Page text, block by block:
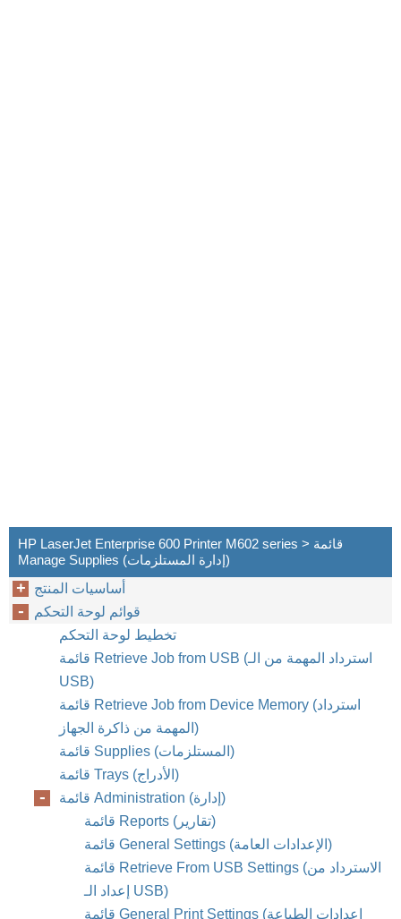
HP LaserJet Enterprise 600 Printer M602 series > قائمة
Manage Supplies ‏(إدارة المستلزمات)
أساسيات المنتج
قوائم لوحة التحكم
تخطيط لوحة التحكم
قائمة Retrieve Job from USB (استرداد المهمة من الـ
USB)
قائمة Retrieve Job from Device Memory (استرداد
المهمة من ذاكرة الجهاز)
قائمة Supplies (المستلزمات)
قائمة Trays (الأدراج)
قائمة Administration (إدارة)
قائمة Reports (تقارير)
قائمة General Settings (الإعدادات العامة)
قائمة Retrieve From USB Settings ‏(الاسترداد من
إعداد الـ USB)
قائمة General Print Settings (إعدادات الطباعة